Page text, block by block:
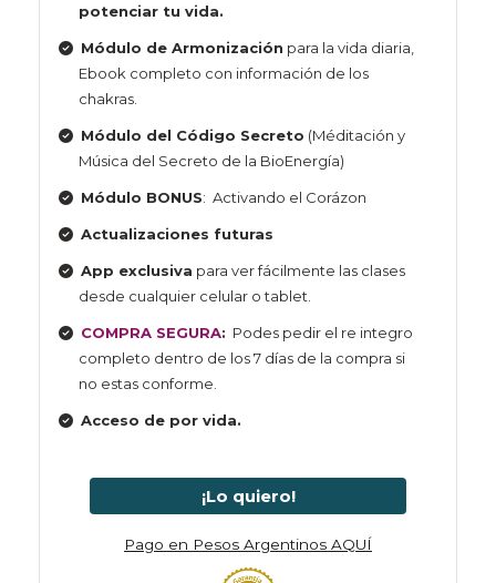
potenciar tu vida.
Módulo de Armonización para la vida diaria,
Ebook completo con información de los
chakras.
Módulo del Código Secreto (Méditación y
Música del Secreto de la BioEnergía)
Módulo BONUS: Activando el Corázon
Actualizaciones futuras
App exclusiva para ver fácilmente las clases
desde cualquier celular o tablet.
COMPRA SEGURA: Podes pedir el re integro
completo dentro de los 7 días de la compra si
no estas conforme.
Acceso de por vida.
¡Lo quiero!
Pago en Pesos Argentinos AQUÍ